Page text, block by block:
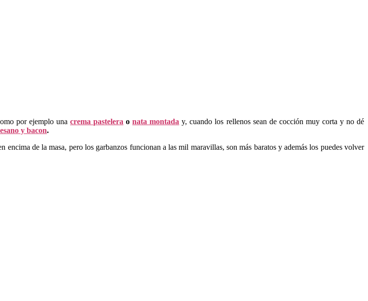
por ejemplo unacrema pastelera onata montada y, cuando los rellenos sean de cocción muy corta y no dé
y bacon.
de la masa, pero los garbanzos funcionan a las mil maravillas, son más baratos y además los puedes volver